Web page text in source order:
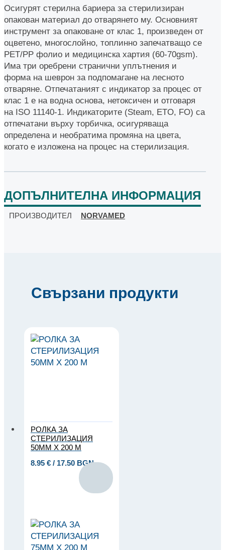
Oсигурят стерилна бариера за стерилизиран
опакован материал до отварянето му. Основният
инструмент за опаковане от клас 1, произведен от
оцветено, многослойно, топлинно запечатващо се
PET/PP фолио и медицинска хартия (60-70gsm).
Има три оребрени странични уплътнения и
форма на шеврон за подпомагане на лесното
отваряне. Отпечатаният с индикатор за процес от
клас 1 е на водна основа, нетоксичен и отговаря
на ISO 11140-1. Индикаторите (Steam, ETO, FO) са
отпечатани върху торбичка, осигуряваща
определена и необратима промяна на цвета,
когато е изложена на процес на стерилизация.
ДОПЪЛНИТЕЛНА ИНФОРМАЦИЯ
ПРОИЗВОДИТЕЛ NORVAMED
Свързани продукти
РОЛКА ЗА
СТЕРИЛИЗАЦИЯ
50ММ Х 200 М
8.95 € / 17.50 BGN